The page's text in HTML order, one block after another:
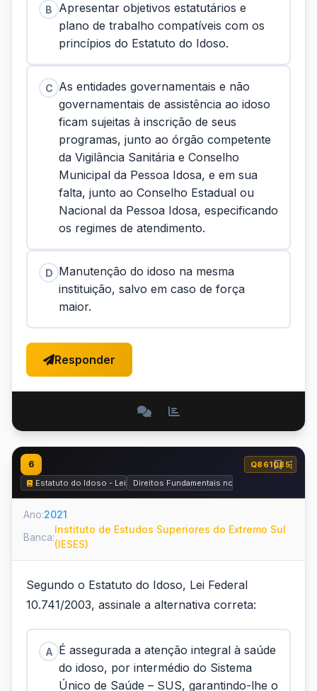
B
Apresentar objetivos estatutários e
plano de trabalho compatíveis com os
princípios do Estatuto do Idoso.
C As entidades governamentais e não
governamentais de assistência ao idoso
ficam sujeitas à inscrição de seus
programas, junto ao órgão competente
da Vigilância Sanitária e Conselho
Municipal da Pessoa Idosa, e em sua
falta, junto ao Conselho Estadual ou
Nacional da Pessoa Idosa, especificando
os regimes de atendimento.
D Manutenção do idoso na mesma
instituição, salvo em caso de força
maior.
Responder
6
Q861085
Estatuto do Idoso - Lei nº 10.741 de 2003Direitos Fundamentais no Estatuto do Idoso
Ano:2021
Banca:
Instituto de Estudos Superiores do Extremo Sul
(IESES)
Segundo o Estatuto do Idoso, Lei Federal
10.741/2003, assinale a alternativa correta:
A É assegurada a atenção integral à saúde
do idoso, por intermédio do Sistema
Único de Saúde – SUS, garantindo-lhe o